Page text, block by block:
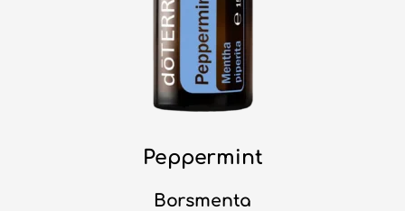
Peppermint
Borsmenta